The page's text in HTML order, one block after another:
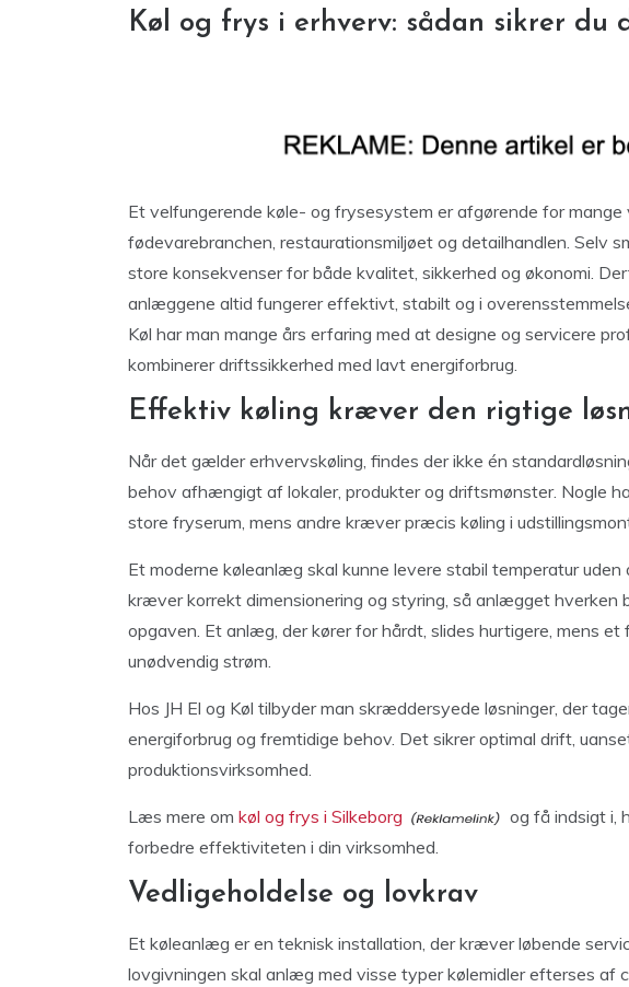
Køl og frys i erhverv: sådan sikrer du
Et velfungerende køle- og frysesystem er afgørende for mange
fødevarebranchen, restaurationsmiljøet og detailhandlen. Selv
store konsekvenser for både kvalitet, sikkerhed og økonomi.
anlæggene altid fungerer effektivt, stabilt og i
Køl har man mange års erfaring med at designe og servicere
kombinerer driftssikkerhed med lavt energiforbrug.
Effektiv køling kræver den rigtige
Når det gælder erhvervskøling, findes der ikke én
behov afhængigt af lokaler, produkter og driftsmønster. Nogle
store fryserum, mens andre kræver præcis køling i
Et moderne køleanlæg skal kunne levere stabil temperatur
kræver korrekt dimensionering og styring, så anlægget hverken
opgaven. Et anlæg, der kører for hårdt, slides hurtigere, mens
unødvendig strøm.
Hos JH El og Køl tilbyder man skræddersyede løsninger, der
energiforbrug og fremtidige behov. Det sikrer optimal drift,
produktionsvirksomhed.
Læs mere om køl og frys i Silkeborg
og få indsigt i,
forbedre effektiviteten i din virksomhed.
Vedligeholdelse og lovkrav
Et køleanlæg er en teknisk installation, der kræver løbende
lovgivningen skal anlæg med visse typer kølemidler efterses af